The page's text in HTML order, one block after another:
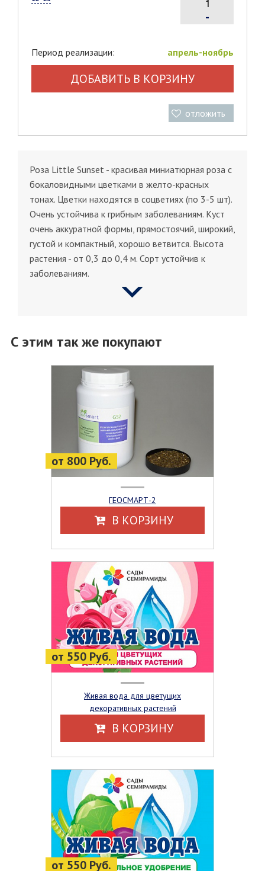
-
Период реализации: апрель-ноябрь
ДОБАВИТЬ В КОРЗИНУ
отложить
Роза Little Sunset - красивая миниатюрная роза с
бокаловидными цветками в желто-красных
тонах. Цветки находятся в соцветиях (по 3-5 шт).
Очень устойчива к грибным заболеваниям. Куст
очень аккуратной формы, прямостоячий, широкий,
густой и компактный, хорошо ветвится. Высота
растения - от 0,3 до 0,4 м. Сорт устойчив к
заболеваниям.
С этим так же покупают
от 800 Руб.
ГЕОСМАРТ-2
В КОРЗИНУ
от 550 Руб.
Живая вода для цветущих
декоративных растений
В КОРЗИНУ
от 550 Руб.